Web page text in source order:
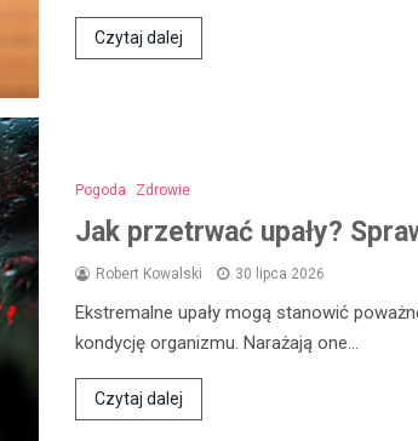
Czytaj dalej
Pogoda Zdrowie
Jak przetrwać upały?
Robert Kowalski 30 lipca 2026
Ekstremalne upały mogą stanowić
kondycję organizmu. Narażają one…
Czytaj dalej